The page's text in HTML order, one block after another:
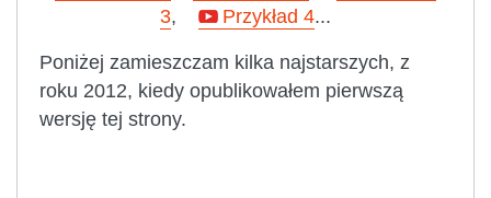
3, Przykład 4...
Poniżej zamieszczam kilka najstarszych, z
roku 2012, kiedy opublikowałem pierwszą
wersję tej strony.